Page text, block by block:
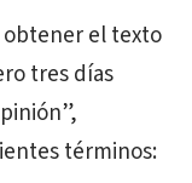
obtener el texto
tres días
términos: